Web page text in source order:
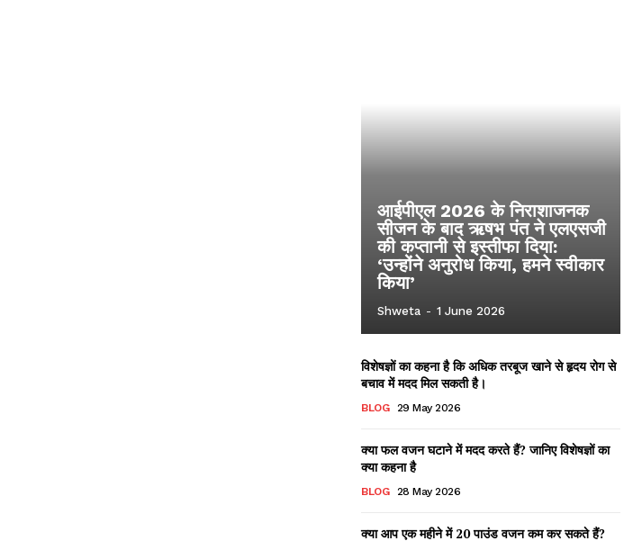
आईपीएल 2026 के निराशाजनक
सीजन के बाद ऋषभ पंत ने एलएसजी
की कप्तानी से इस्तीफा दिया:
‘उन्होंने अनुरोध किया, हमने स्वीकार
किया’
Shweta - 1 June 2026
विशेषज्ञों का कहना है कि अधिक तरबूज खाने से हृदय रोग से
बचाव में मदद मिल सकती है।
BLOG 29 May 2026
क्या फल वजन घटाने में मदद करते हैं? जानिए विशेषज्ञों का
क्या कहना है
BLOG 28 May 2026
क्या आप एक महीने में 20 पाउंड वजन कम कर सकते हैं?